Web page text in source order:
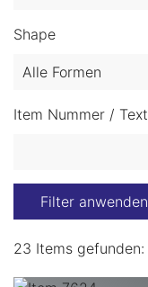
Shape
Item Nummer / Text
Filter anwenden
23 Items gefunden: